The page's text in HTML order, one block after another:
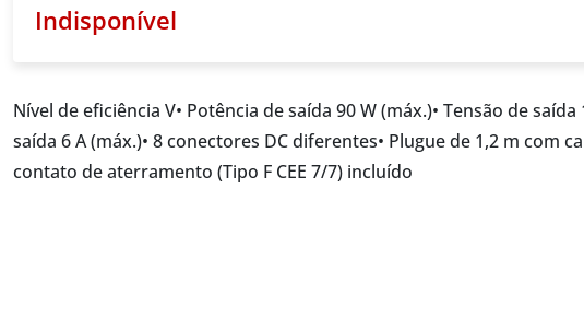
Indisponível
Nível de eficiência V• Potência de saída 90 W (máx.)• Tensão de saída
saída 6 A (máx.)• 8 conectores DC diferentes• Plugue de 1,2 m com
contato de aterramento (Tipo F CEE 7/7) incluído